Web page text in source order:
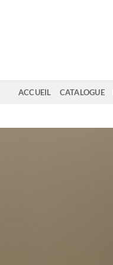
ACCUEIL CATALOGUE